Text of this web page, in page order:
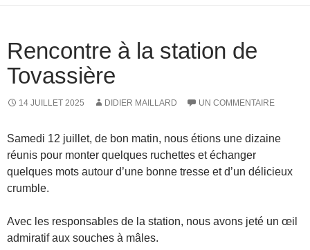
Rencontre à la station de
Tovassière
14 JUILLET 2025 DIDIER MAILLARD UN COMMENTAIRE
Samedi 12 juillet, de bon matin, nous étions une dizaine
réunis pour monter quelques ruchettes et échanger
quelques mots autour d’une bonne tresse et d’un délicieux
crumble.
Avec les responsables de la station, nous avons jeté un œil
admiratif aux souches à mâles.